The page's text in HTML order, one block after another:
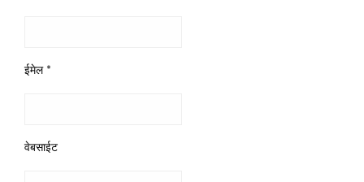
ईमेल *
वेबसाईट